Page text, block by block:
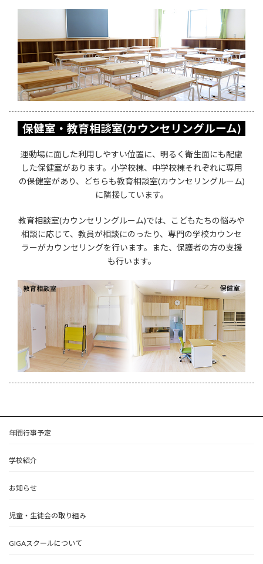
保健室・教育相談室(カウンセリングルーム)
運動場に面した利用しやすい位置に、明るく衛生面にも配慮
した保健室があります。小学校棟、中学校棟それぞれに専用
の保健室があり、どちらも教育相談室(カウンセリングルーム)
に隣接しています。
教育相談室(カウンセリングルーム)では、こどもたちの悩みや
相談に応じて、教員が相談にのったり、専門の学校カウンセ
ラーがカウンセリングを行います。また、保護者の方の支援
も行います。
年間行事予定
学校紹介
お知らせ
児童・生徒会の取り組み
GIGAスクールについて